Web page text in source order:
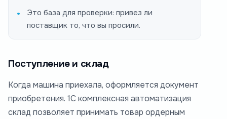
Это база для проверки: привез ли
поставщик то, что вы просили.
Поступление и склад
Когда машина приехала, оформляется документ
приобретения. 1С комплексная автоматизация
склад позволяет принимать товар ордерным